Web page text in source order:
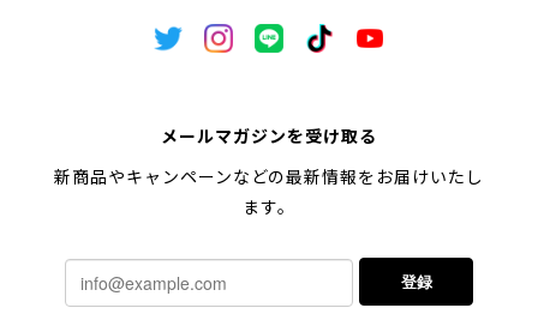
メールマガジンを受け取る
新商品やキャンペーンなどの最新情報をお届けいたし
ます。
登録